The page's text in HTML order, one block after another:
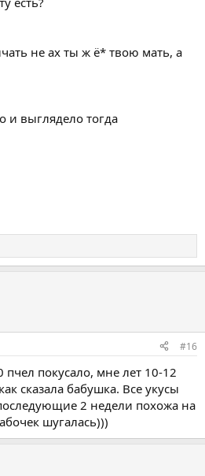
не ах ты ж ё* твою мать, а
и выглядело тогда
#16
покусало, мне лет 10-12
сказала бабушка. Все укусы
2 недели похожа на
шугалась)))